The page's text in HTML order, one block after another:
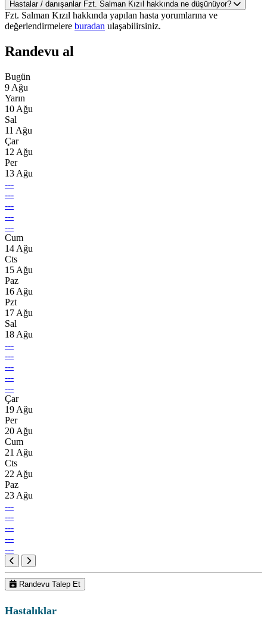
Hastalar / danışanlar Fzt. Salman Kızıl hakkında ne düşünüyor?
Fzt. Salman Kızıl hakkında yapılan hasta yorumlarına ve
değerlendirmelere buradan ulaşabilirsiniz.
Randevu al
Bugün
9 Ağu
Yarın
10 Ağu
Sal
11 Ağu
Çar
12 Ağu
Per
13 Ağu
---
---
---
---
---
Cum
14 Ağu
Cts
15 Ağu
Paz
16 Ağu
Pzt
17 Ağu
Sal
18 Ağu
---
---
---
---
---
Çar
19 Ağu
Per
20 Ağu
Cum
21 Ağu
Cts
22 Ağu
Paz
23 Ağu
---
---
---
---
---
Randevu Talep Et
Hastalıklar